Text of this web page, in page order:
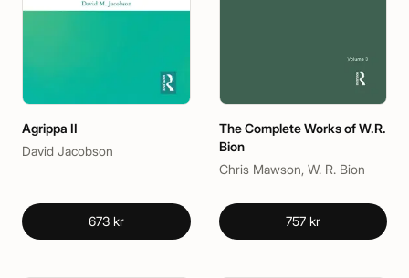
Agrippa II
David Jacobson
673 kr
The Complete Works of W.R.
Bion
Chris Mawson, W. R. Bion
757 kr